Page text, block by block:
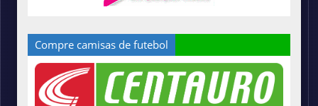
Compre camisas de futebol